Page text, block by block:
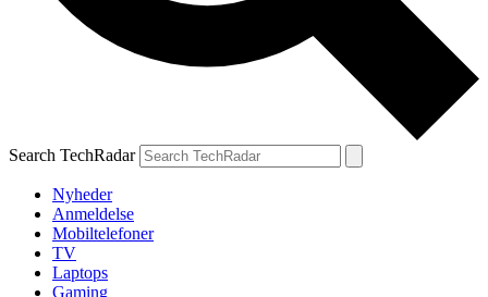
Search TechRadar
Nyheder
Anmeldelse
Mobiltelefoner
TV
Laptops
Gaming